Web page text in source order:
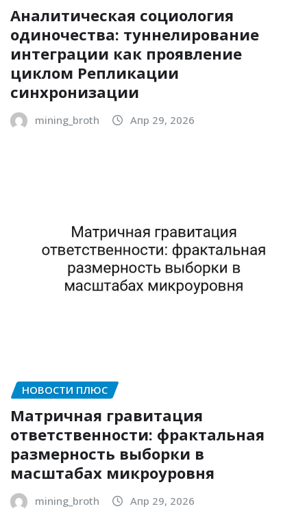
Аналитическая социология
одиночества: туннелирование
интеграции как проявление
циклом Репликации
синхронизации
mining_broth Апр 29, 2026
НОВОСТИ ПЛЮС
Матричная гравитация
ответственности: фрактальная
размерность выборки в
масштабах микроуровня
mining_broth Апр 29, 2026